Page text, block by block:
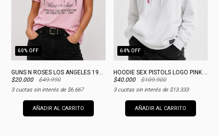
60% OFF
$20.000
$49.990
3cuotas sin interés de $6.667
AÑADIR AL CARRITO
64% OFF
$40.000
$109.900
3cuotas sin interés de $13.333
AÑADIR AL CARRITO